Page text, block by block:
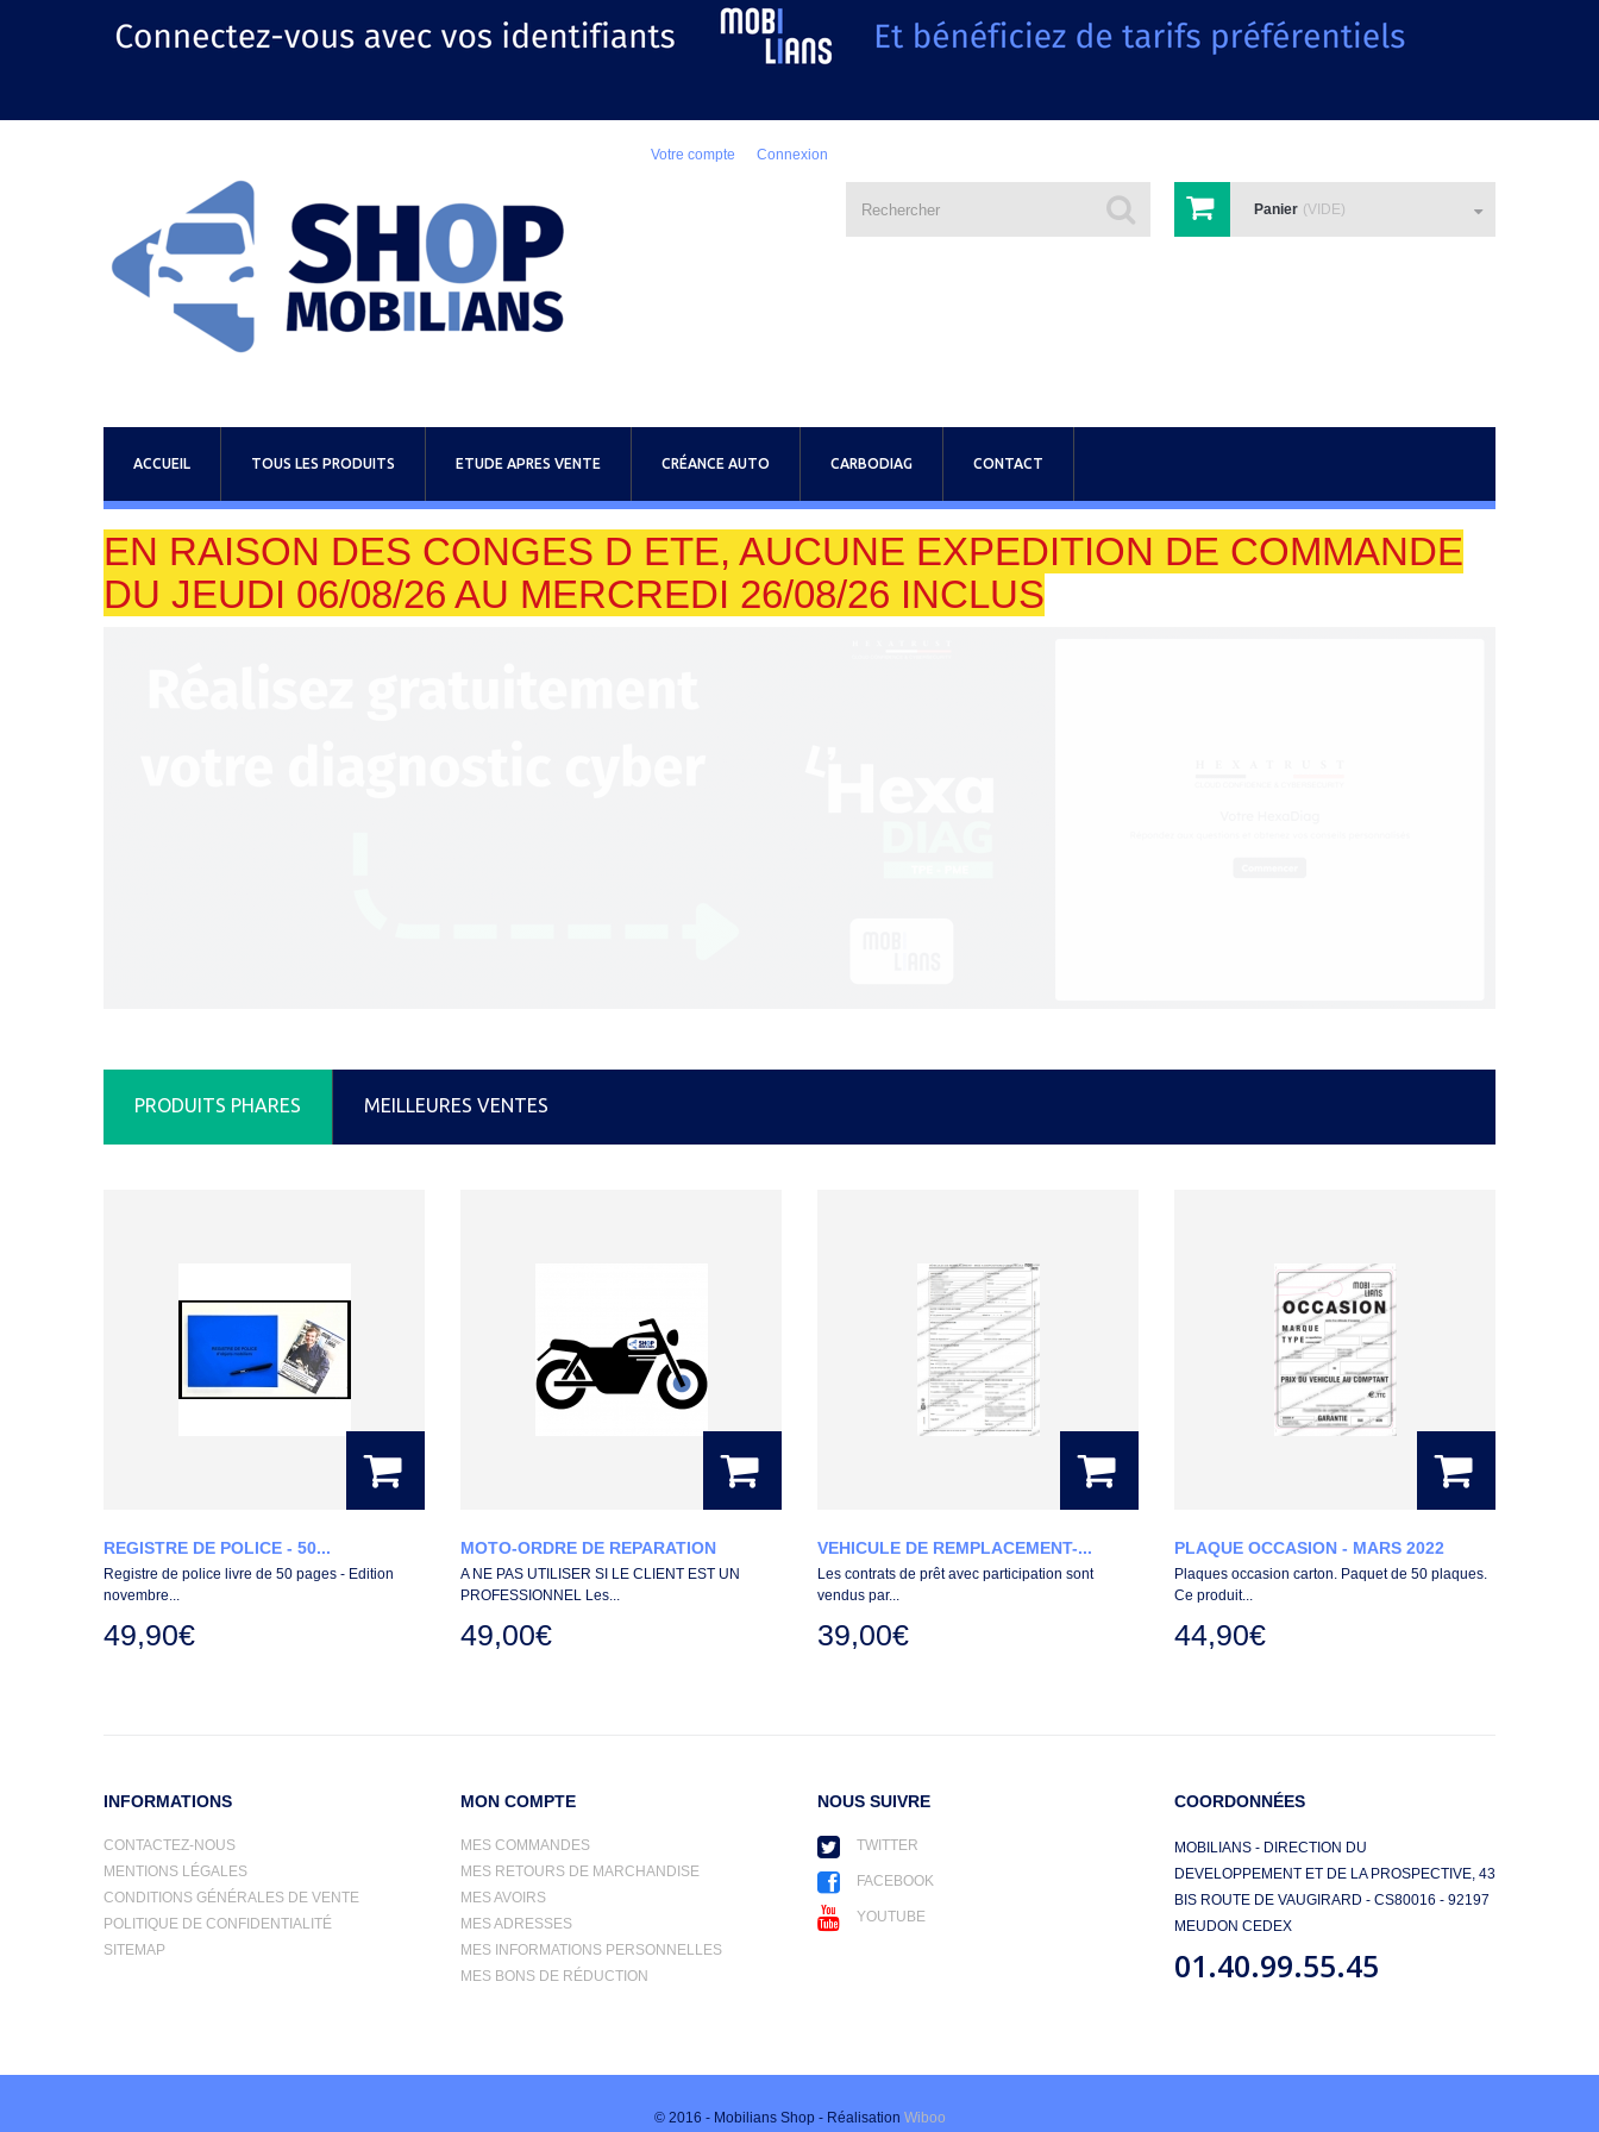
Panier (VIDE)
ACCUEIL TOUS LES PRODUITS ETUDE APRES VENTE CRÉANCE AUTO CARBODIAG CONTACT
Votre compte Connexion
EN RAISON DES CONGES D ETE, AUCUNE EXPEDITION DE COMMANDE
DU JEUDI 06/08/26 AU MERCREDI 26/08/26 INCLUS
PRODUITS PHARES MEILLEURES VENTES
REGISTRE DE POLICE - 50...
Registre de police livre de 50 pages - Edition
novembre...
49,90€
MOTO-ORDRE DE REPARATION
A NE PAS UTILISER SI LE CLIENT EST UN
PROFESSIONNEL Les...
49,00€
VEHICULE DE REMPLACEMENT-...
Les contrats de prêt avec participation sont
vendus par...
39,00€
PLAQUE OCCASION - MARS 2022
Plaques occasion carton. Paquet de 50 plaques.
Ce produit...
44,90€
INFORMATIONS
CONTACTEZ-NOUS
MENTIONS LÉGALES
CONDITIONS GÉNÉRALES DE VENTE
POLITIQUE DE CONFIDENTIALITÉ
SITEMAP
MON COMPTE
MES COMMANDES
MES RETOURS DE MARCHANDISE
MES AVOIRS
MES ADRESSES
MES INFORMATIONS PERSONNELLES
MES BONS DE RÉDUCTION
NOUS SUIVRE
TWITTER
FACEBOOK
YOUTUBE
COORDONNÉES
MOBILIANS - DIRECTION DU
DEVELOPPEMENT ET DE LA PROSPECTIVE, 43
BIS ROUTE DE VAUGIRARD - CS80016 - 92197
MEUDON CEDEX
01.40.99.55.45
© 2016 - Mobilians Shop - Réalisation Wiboo